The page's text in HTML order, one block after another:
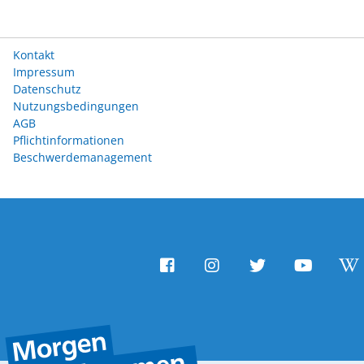
Kontakt
Impressum
Datenschutz
Nutzungsbedingungen
AGB
Pflichtinformationen
Beschwerdemanagement